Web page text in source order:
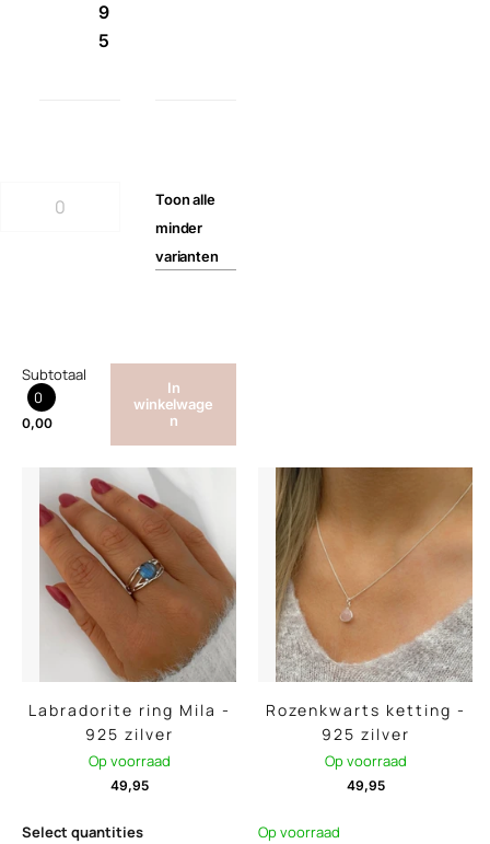
9
5
Toonalle
minder
varianten
Subtotaal
0
0,00
In
winkelwage
n
Labradorite ring Mila -
925 zilver
Op voorraad
49,95
Select quantities
Rozenkwarts ketting -
925 zilver
Op voorraad
49,95
Op voorraad